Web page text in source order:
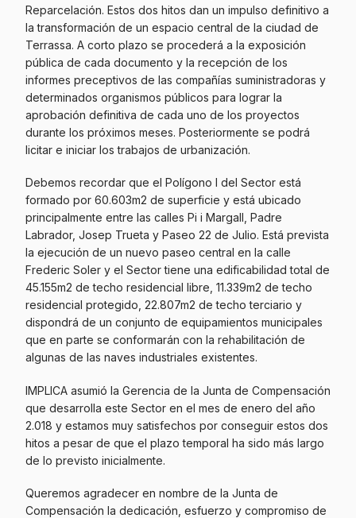
Reparcelación. Estos dos hitos dan un impulso definitivo a
la transformación de un espacio central de la ciudad de
Terrassa. A corto plazo se procederá a la exposición
pública de cada documento y la recepción de los
informes preceptivos de las compañías suministradoras y
determinados organismos públicos para lograr la
aprobación definitiva de cada uno de los proyectos
durante los próximos meses. Posteriormente se podrá
licitar e iniciar los trabajos de urbanización.
Debemos recordar que el Polígono I del Sector está
formado por 60.603m2 de superficie y está ubicado
principalmente entre las calles Pi i Margall, Padre
Labrador, Josep Trueta y Paseo 22 de Julio. Está prevista
la ejecución de un nuevo paseo central en la calle
Frederic Soler y el Sector tiene una edificabilidad total de
45.155m2 de techo residencial libre, 11.339m2 de techo
residencial protegido, 22.807m2 de techo terciario y
dispondrá de un conjunto de equipamientos municipales
que en parte se conformarán con la rehabilitación de
algunas de las naves industriales existentes.
IMPLICA asumió la Gerencia de la Junta de Compensación
que desarrolla este Sector en el mes de enero del año
2.018 y estamos muy satisfechos por conseguir estos dos
hitos a pesar de que el plazo temporal ha sido más largo
de lo previsto inicialmente.
Queremos agradecer en nombre de la Junta de
Compensación la dedicación, esfuerzo y compromiso de